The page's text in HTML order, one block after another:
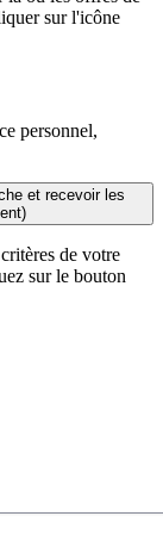
sur l'icône
personnel,
et recevoir les
de votre
sur le bouton